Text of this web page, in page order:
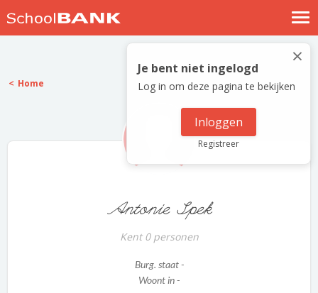
Nostalgische verhalen
Log in
Meld je gratis aan
×
Je bent niet ingelogd
Log in om deze pagina te bekijken
Inloggen
Registreer
Home
Antonie Spek
Kent 0 personen
Burg. staat -
Woont in -